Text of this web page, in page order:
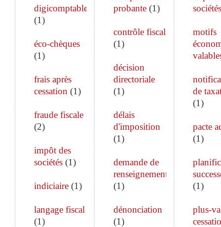
digicomptable
(1)
éco-chèques
(1)
frais après
cessation (1)
fraude fiscale
(2)
impôt des
sociétés (1)
indiciaire (1)
langage fiscal
(1)
probante(1)
contrôle fiscal
(1)
décision
directoriale
(1)
délais
d'imposition
(1)
demande de
renseignements
(1)
dénonciation
(1)
sociétés
motifs
de
(1)
pacte
(1)
(1)
plus-